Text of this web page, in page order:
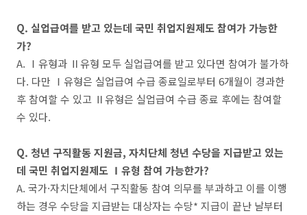
Q. 실업급여를 받고 있는데 국민 취업지원제도 참여가 가능한
가?
A. Ⅰ유형과 Ⅱ유형 모두 실업급여를 받고 있다면 참여가 불가하
다. 다만 Ⅰ유형은 실업급여 수급 종료일로부터 6개월이 경과한
후 참여할 수 있고 Ⅱ유형은 실업급여 수급 종료 후에는 참여할
수 있다.
Q. 청년 구직활동 지원금, 자치단체 청년 수당을 지급받고 있는
데 국민 취업지원제도 Ⅰ유형 참여 가능한가?
A. 국가·자치단체에서 구직활동 참여 의무를 부과하고 이를 이행
하는 경우 수당을 지급받는 대상자는 수당* 지급이 끝난 날부터